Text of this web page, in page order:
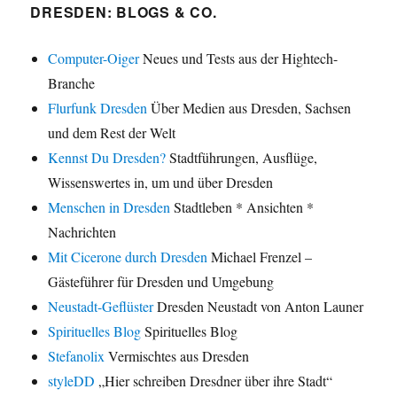
DRESDEN: BLOGS & CO.
Computer-OigerNeues und Tests aus der Hightech-
Branche
Flurfunk DresdenÜber Medien aus Dresden, Sachsen
und dem Rest der Welt
Kennst Du Dresden?Stadtführungen, Ausflüge,
Wissenswertes in, um und über Dresden
Menschen in DresdenStadtleben * Ansichten *
Nachrichten
Mit Cicerone durch DresdenMichael Frenzel –
Gästeführer für Dresden und Umgebung
Neustadt-GeflüsterDresden Neustadt von Anton Launer
Spirituelles BlogSpirituelles Blog
StefanolixVermischtes aus Dresden
styleDD „Hier schreiben Dresdner über ihre Stadt“